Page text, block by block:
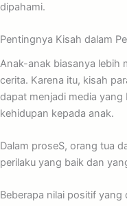
dipahami.
Pentingnya Kisah dalam
Anak-anak biasanya lebih
cerita. Karena itu, kisah
dapat menjadi media
kehidupan kepada anak.
Dalam proseS, orang tua
perilaku yang baik dan
Beberapa nilai positif yang